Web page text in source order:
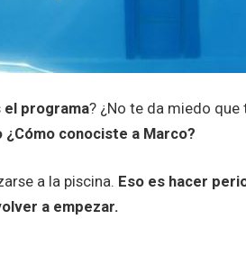
el programa? ¿No te da miedo
¿Cómo conociste a Marco?
a la piscina. Eso es hacer
a empezar.